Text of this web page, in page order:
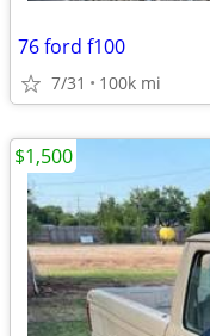
76 ford f100
7/31 100k mi
$1,500